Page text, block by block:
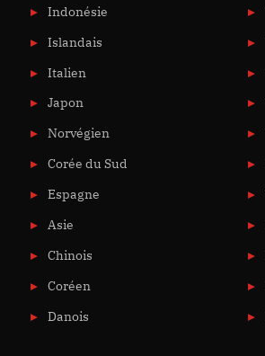
Indonésie
Islandais
Italien
Japon
Norvégien
Corée du Sud
Espagne
Asie
Chinois
Coréen
Danois